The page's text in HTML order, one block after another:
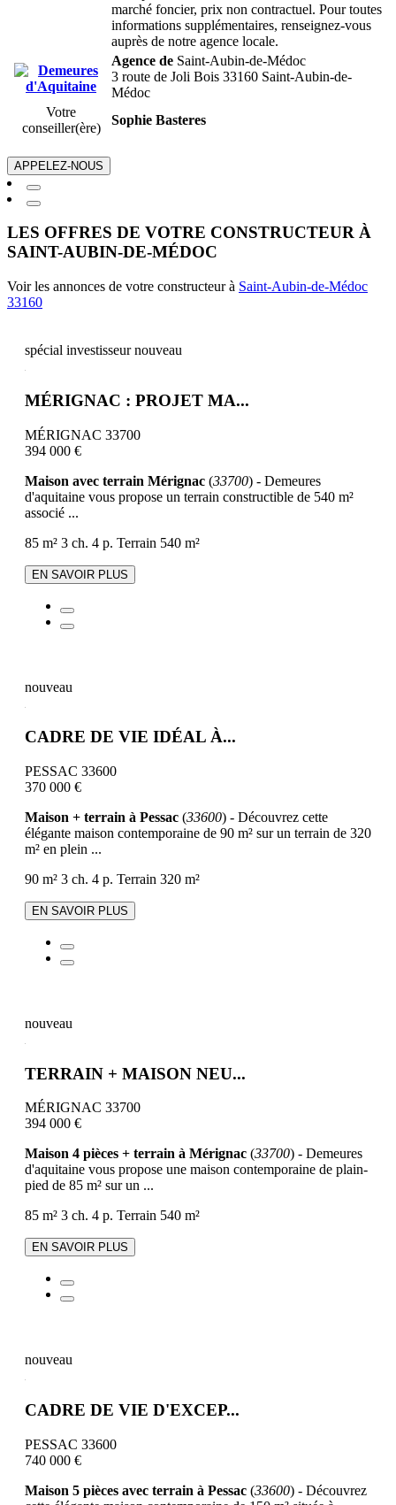
marché foncier, prix non contractuel. Pour toutes
informations supplémentaires, renseignez-vous
auprès de notre agence locale.
Agence de Saint-Aubin-de-Médoc
3 route de Joli Bois 33160 Saint-Aubin-de-
Médoc
Votre
conseiller(ère)
Sophie Basteres
APPELEZ-NOUS
LES OFFRES DE VOTRE CONSTRUCTEUR À
SAINT-AUBIN-DE-MÉDOC
Voir les annonces de votre constructeur à Saint-Aubin-de-Médoc
33160
spécial investisseur nouveau
MÉRIGNAC : PROJET MA...
MÉRIGNAC 33700
394 000 €
Maison avec terrain Mérignac (33700) - Demeures
d'aquitaine vous propose un terrain constructible de 540 m²
associé ...
85 m² 3 ch. 4 p. Terrain 540 m²
EN SAVOIR PLUS
nouveau
CADRE DE VIE IDÉAL À...
PESSAC 33600
370 000 €
Maison + terrain à Pessac (33600) - Découvrez cette
élégante maison contemporaine de 90 m² sur un terrain de 320
m² en plein ...
90 m² 3 ch. 4 p. Terrain 320 m²
EN SAVOIR PLUS
nouveau
TERRAIN + MAISON NEU...
MÉRIGNAC 33700
394 000 €
Maison 4 pièces + terrain à Mérignac (33700) - Demeures
d'aquitaine vous propose une maison contemporaine de plain-
pied de 85 m² sur un ...
85 m² 3 ch. 4 p. Terrain 540 m²
EN SAVOIR PLUS
nouveau
CADRE DE VIE D'EXCEP...
PESSAC 33600
740 000 €
Maison 5 pièces avec terrain à Pessac (33600) - Découvrez